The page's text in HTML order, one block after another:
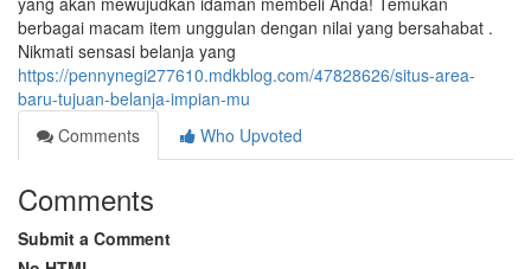
berbagai macam item unggulan dengan nilai yang bersahabat .
Nikmati sensasi belanja yang
https://pennynegi277610.mdkblog.com/47828626/situs-area-
baru-tujuan-belanja-impian-mu
Comments
Who Upvoted
Comments
Submit a Comment